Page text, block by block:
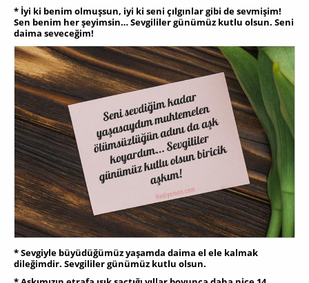
* İyi ki benim olmuşsun, iyi ki seni çılgınlar gibi de sevmişim!
Sen benim her şeyimsin… Sevgililer günümüz kutlu olsun. Seni
daima seveceğim!
* Sevgiyle büyüdüğümüz yaşamda daima el ele kalmak
dileğimdir. Sevgililer günümüz kutlu olsun.